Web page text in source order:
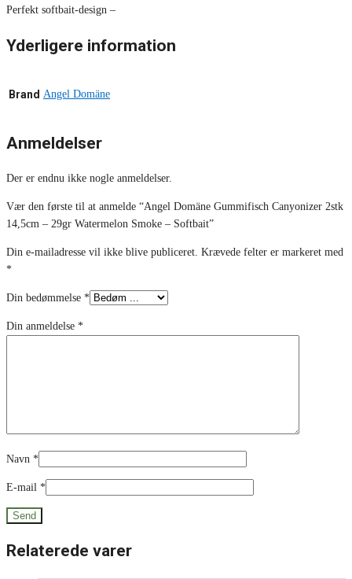
Perfekt softbait-design –
Yderligere information
Brand Angel Domäne
Anmeldelser
Der er endnu ikke nogle anmeldelser.
Vær den første til at anmelde “Angel Domäne Gummifisch Canyonizer 2stk
14,5cm – 29gr Watermelon Smoke – Softbait”
Din e-mailadresse vil ikke blive publiceret. Krævede felter er markeret med
*
Din bedømmelse *
Din anmeldelse *
Navn *
E-mail *
Relaterede varer